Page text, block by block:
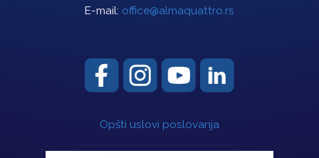
E-mail: office@almaquattro.rs
Opšti uslovi poslovanja